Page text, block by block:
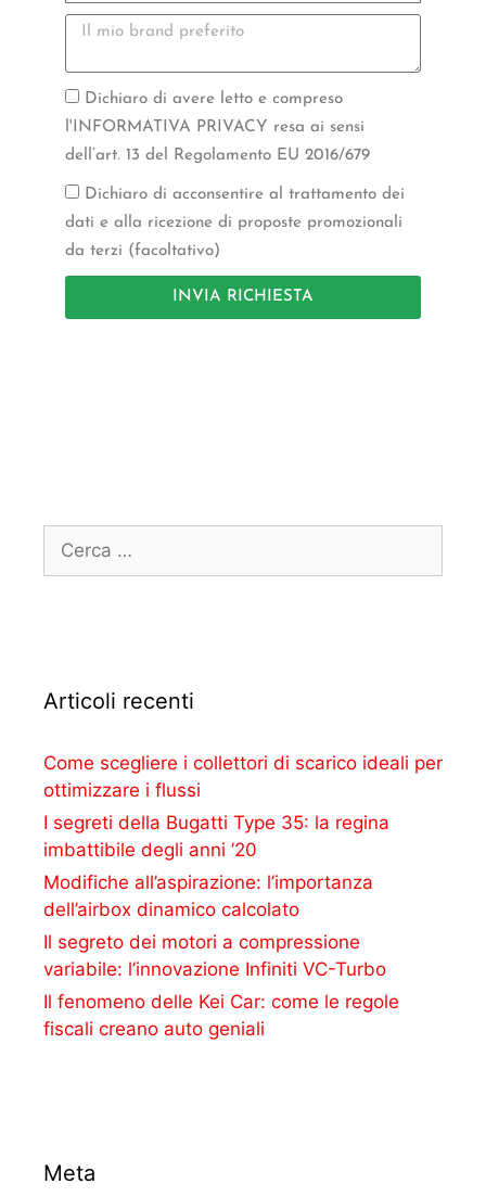
Dichiaro di avere letto e compreso
l'INFORMATIVA PRIVACY resa ai sensi
dell’art. 13 del Regolamento EU 2016/679
Dichiaro di acconsentire al trattamento dei
dati e alla ricezione di proposte promozionali
da terzi (facoltativo)
INVIA RICHIESTA
Articoli recenti
Come scegliere i collettori di scarico ideali per
ottimizzare i flussi
I segreti della Bugatti Type 35: la regina
imbattibile degli anni ’20
Modifiche all’aspirazione: l’importanza
dell’airbox dinamico calcolato
Il segreto dei motori a compressione
variabile: l’innovazione Infiniti VC-Turbo
Il fenomeno delle Kei Car: come le regole
fiscali creano auto geniali
Meta